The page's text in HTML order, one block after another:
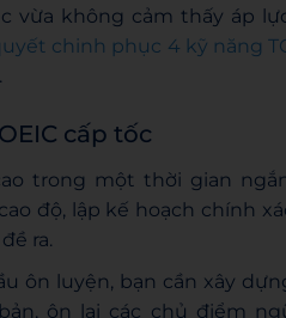
vừa không cảm thấy áp
chinh phục 4 kỹ năng
cấp tốc
trong một thời gian
độ, lập kế hoạch chính
ra.
ôn luyện, bạn cần xây
ôn lại các chủ điểm